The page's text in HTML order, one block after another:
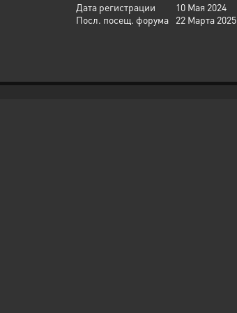
Дата регистрации
10 Мая 2024
Посл. посещ. форума
22 Марта 2025